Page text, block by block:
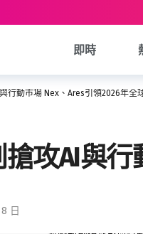
即時
行動市場 Nex、Ares引領2026年全
攻AI與行
日